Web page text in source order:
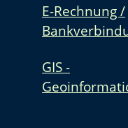
E-Rechnung /
GIS -